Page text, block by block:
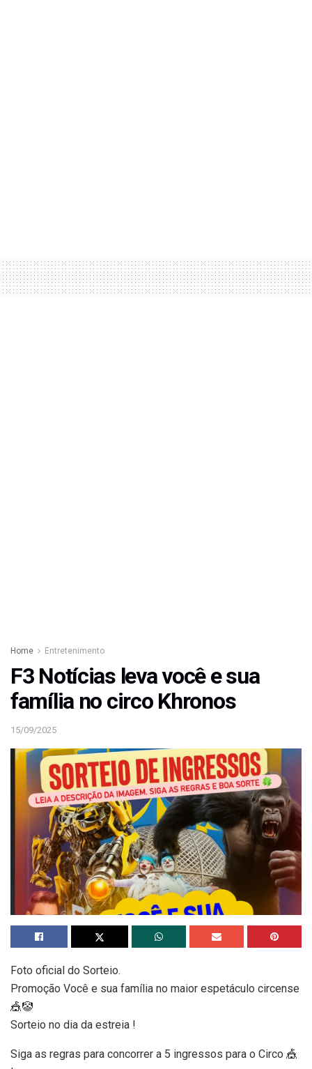
Home Entretenimento
F3 Notícias leva você e sua
família no circo Khronos
15/09/2025
Foto oficial do Sorteio.
Promoção Você e sua família no maior espetáculo circense
🎪🤡
Sorteio no dia da estreia !
Siga as regras para concorrer a 5 ingressos para o Circo 🎪